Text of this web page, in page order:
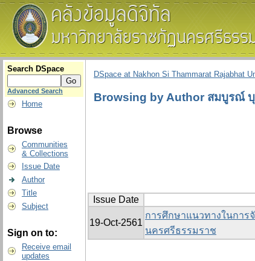
Search DSpace
Advanced Search
Home
Browse
Communities
& Collections
Issue Date
Author
Title
Subject
Sign on to:
Receive email
updates
DSpace at Nakhon Si Thammarat Rajabhat
Browsing by Author สมบูรณ์
Issue Date
19-Oct-2561
การศึกษาแนวทางในการ
นครศรีธรรมราช